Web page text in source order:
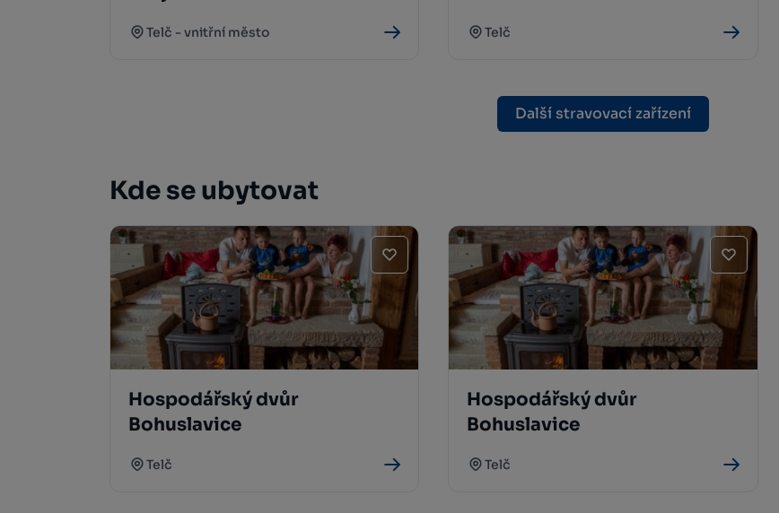
Telč - vnitřní město Telč
Další stravovací zařízení
Kde se ubytovat
Hospodářský dvůr
Bohuslavice
Telč
Hospodářský dvůr
Bohuslavice
Telč